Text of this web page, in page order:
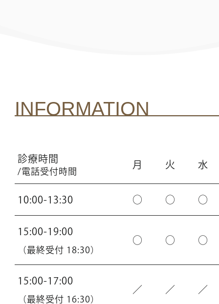
INFORMATION
診療時間
/電話受付時間
月 火 水
10:00-13:30 ○ ○ ○
15:00-19:00
（最終受付 18:30）
○ ○ ○
15:00-17:00
（最終受付 16:30）
／ ／ ／